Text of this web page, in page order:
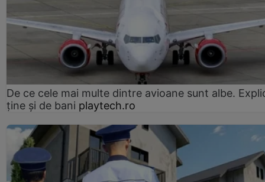
De ce cele mai multe dintre avioane sunt albe.
ține și de bani playtech.ro